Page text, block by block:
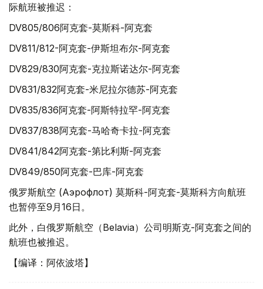
际航班被推迟：
DV805/806阿克套-莫斯科-阿克套
DV811/812-阿克套-伊斯坦布尔-阿克套
DV829/830阿克套-克拉斯诺达尔-阿克套
DV831/832阿克套-米尼拉尔德苏-阿克套
DV835/836阿克套-阿斯特拉罕-阿克套
DV837/838阿克套-马哈奇卡拉-阿克套
DV841/842阿克套-第比利斯-阿克套
DV849/850阿克套-巴库-阿克套
俄罗斯航空 (Аэрофлот) 莫斯科-阿克套-莫斯科方向航班
也暂停至9月16日。
此外，白俄罗斯航空（Belavia）公司明斯克-阿克套之间的
航班也被推迟。
【编译：阿依波塔】